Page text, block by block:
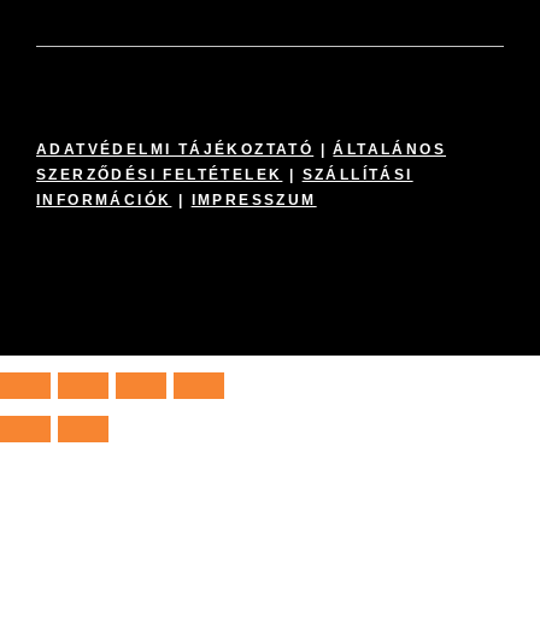
ADATVÉDELMI TÁJÉKOZTATÓ |ÁLTALÁNOS
SZERZŐDÉSI FELTÉTELEK
SZÁLLÍTÁSI
INFORMÁCIÓK
IMPRESSZUM